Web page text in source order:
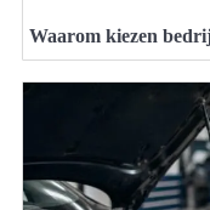
Waarom kiezen